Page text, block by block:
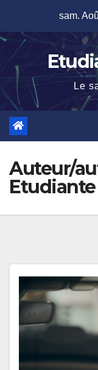
content
sam.
Le
Auteur/
Etudiante